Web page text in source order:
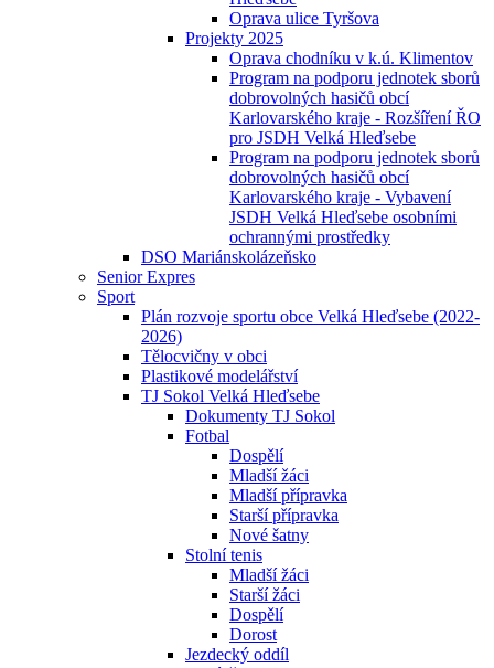
Oprava ulice Tyršova
Projekty 2025
Oprava chodníku v k.ú. Klimentov
Program na podporu jednotek sborů
dobrovolných hasičů obcí
Karlovarského kraje - Rozšíření ŘO
pro JSDH Velká Hleďsebe
Program na podporu jednotek sborů
dobrovolných hasičů obcí
Karlovarského kraje - Vybavení
JSDH Velká Hleďsebe osobními
ochrannými prostředky
DSO Mariánskolázeňsko
Senior Expres
Sport
Plán rozvoje sportu obce Velká Hleďsebe (2022-
2026)
Tělocvičny v obci
Plastikové modelářství
TJ Sokol Velká Hleďsebe
Dokumenty TJ Sokol
Fotbal
Dospělí
Mladší žáci
Mladší přípravka
Starší přípravka
Nové šatny
Stolní tenis
Mladší žáci
Starší žáci
Dospělí
Dorost
Jezdecký oddíl